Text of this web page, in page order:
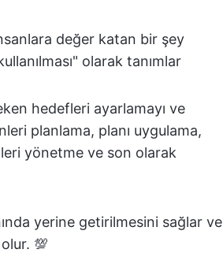
değer katan bir şey
olarak tanımlar
hedefleri ayarlamayı ve
planlama, planı uygulama,
yönetme ve son olarak
yerine getirilmesini sağlar ve
💯